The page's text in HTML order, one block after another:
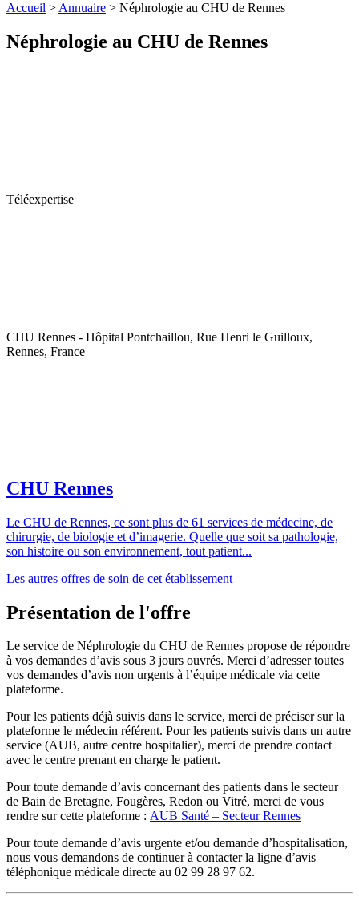
Accueil > Annuaire > Néphrologie au CHU de Rennes
Néphrologie au CHU de Rennes
Téléexpertise
CHU Rennes - Hôpital Pontchaillou, Rue Henri le Guilloux,
Rennes, France
CHU Rennes
Le CHU de Rennes, ce sont plus de 61 services de médecine, de
chirurgie, de biologie et d’imagerie. Quelle que soit sa pathologie,
son histoire ou son environnement, tout patient...
Les autres offres de soin de cet établissement
Présentation de l'offre
Le service de Néphrologie du CHU de Rennes propose de répondre
à vos demandes d’avis sous 3 jours ouvrés. Merci d’adresser toutes
vos demandes d’avis non urgents à l’équipe médicale via cette
plateforme.
Pour les patients déjà suivis dans le service, merci de préciser sur la
plateforme le médecin référent. Pour les patients suivis dans un autre
service (AUB, autre centre hospitalier), merci de prendre contact
avec le centre prenant en charge le patient.
Pour toute demande d’avis concernant des patients dans le secteur
de Bain de Bretagne, Fougères, Redon ou Vitré, merci de vous
rendre sur cette plateforme : AUB Santé – Secteur Rennes
Pour toute demande d’avis urgente et/ou demande d’hospitalisation,
nous vous demandons de continuer à contacter la ligne d’avis
téléphonique médicale directe au 02 99 28 97 62.